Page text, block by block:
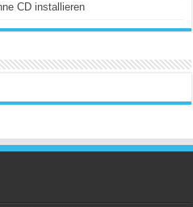
CD installieren